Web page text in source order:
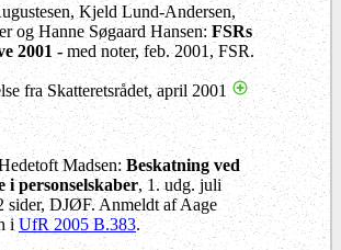
Kjeld Lund-Andersen,
og Hanne Søgaard Hansen: FSRs
2001 -med noter, feb. 2001, FSR.
fra Skatteretsrådet, april 2001
Madsen:Beskatning ved
i personselskaber, 1. udg. juli
sider, DJØF. Anmeldt af Aage
i UfR 2005 B.383.